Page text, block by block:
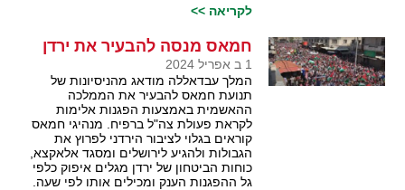
לקריאה >>
חמאס מנסה להבעיר את ירדן
1 ב אפריל 2024
המלך עבדאללה מודאג מהניסיונות של
תנועת חמאס להבעיר את הממלכה
ההאשמית באמצעות הפגנות אלימות
לקראת פעולת צה"ל ברפיח. מנהיגי חמאס
קוראים בגלוי לציבור הירדני לפרוץ את
הגבולות ולהגיע לירושלים ומסגד אלאקצא,
כוחות הביטחון של ירדן מגלים איפוק כלפי
גל ההפגנות הענק ומכילים אותו לפי שעה.